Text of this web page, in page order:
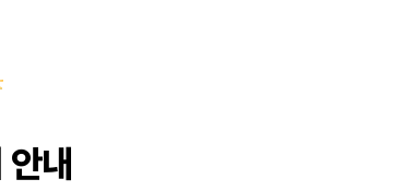
내